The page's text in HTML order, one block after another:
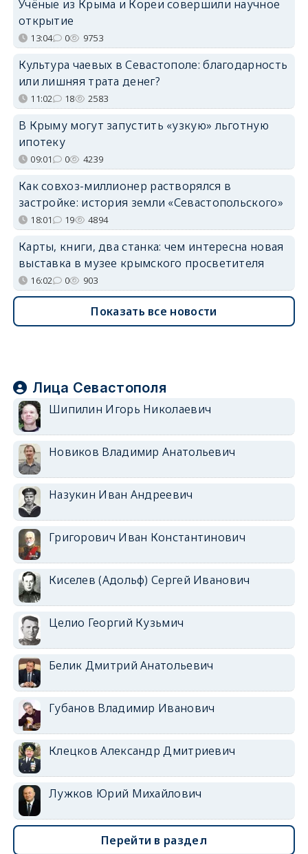
Учёные из Крыма и Кореи совершили научное
открытие
13:04 0 9753
Культура чаевых в Севастополе: благодарность
или лишняя трата денег?
11:02 18 2583
В Крыму могут запустить «узкую» льготную
ипотеку
09:01 0 4239
Как совхоз-миллионер растворялся в
застройке: история земли «Севастопольского»
18:01 19 4894
Карты, книги, два станка: чем интересна новая
выставка в музее крымского просветителя
16:02 0 903
Показать все новости
Лица Севастополя
Шипилин Игорь Николаевич
Новиков Владимир Анатольевич
Назукин Иван Андреевич
Григорович Иван Константинович
Киселев (Адольф) Сергей Иванович
Целио Георгий Кузьмич
Белик Дмитрий Анатольевич
Губанов Владимир Иванович
Клецков Александр Дмитриевич
Лужков Юрий Михайлович
Перейти в раздел